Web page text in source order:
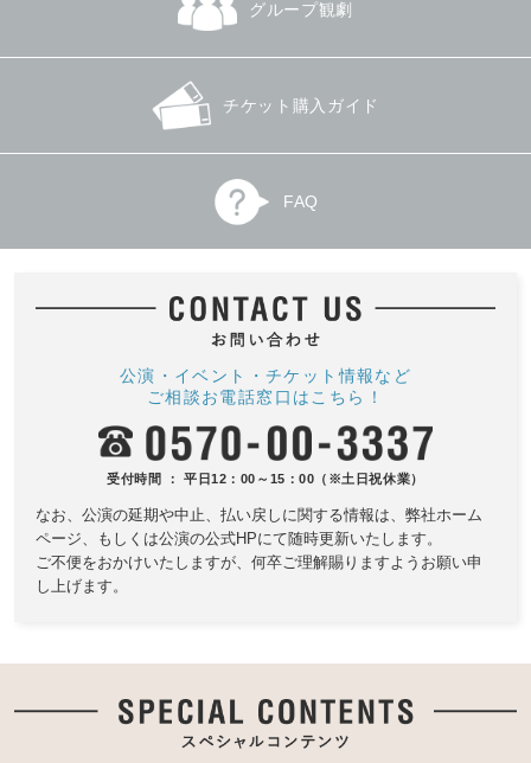
梅田芸術劇場 シアター・ドラマシティ
兵庫県立芸術文化センター KOBELCO
大ホール
新国立劇場バレエ団 ロンドン公演凱
旋企画「ジゼル」 福岡公演
2026.8.9(日)発売
福岡市民ホール 大ホール
グループ観劇
チケット購入ガイド
FAQ
公演・イベント・チケット情報など
ご相談お電話窓口はこちら！
受付時間 ： 平日12：00～15：00（※土日祝休業）
なお、公演の延期や中止、払い戻しに関する情報は、 弊社ホーム
ページ、もしくは公演の公式HPにて随時更新いたします。
ご不便をおかけいたしますが、何卒ご理解賜りますようお願い申
し上げます。